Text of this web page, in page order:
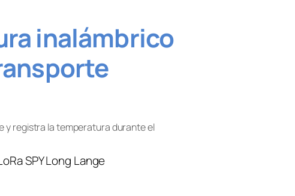
inalámbrico
y registra la temperatura durante el
SPY Long Lange